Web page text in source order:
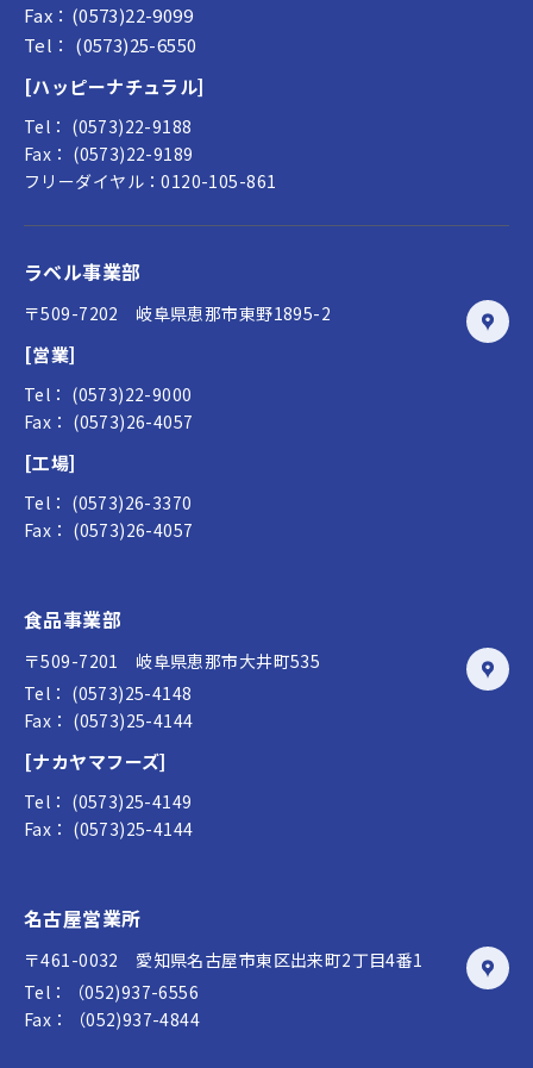
Fax：(0573)22-9099
Tel： (0573)25-6550
[ハッピーナチュラル]
Tel： (0573)22-9188
Fax： (0573)22-9189
フリーダイヤル：0120-105-861
ラベル事業部
〒509-7202 岐阜県恵那市東野1895-2
[営業]
Tel： (0573)22-9000
Fax： (0573)26-4057
[工場]
Tel： (0573)26-3370
Fax： (0573)26-4057
食品事業部
〒509-7201 岐阜県恵那市大井町535
Tel： (0573)25-4148
Fax： (0573)25-4144
[ナカヤマフーズ]
Tel： (0573)25-4149
Fax： (0573)25-4144
名古屋営業所
〒461-0032 愛知県名古屋市東区出来町2丁目4番1
Tel：（052)937-6556
Fax：（052)937-4844